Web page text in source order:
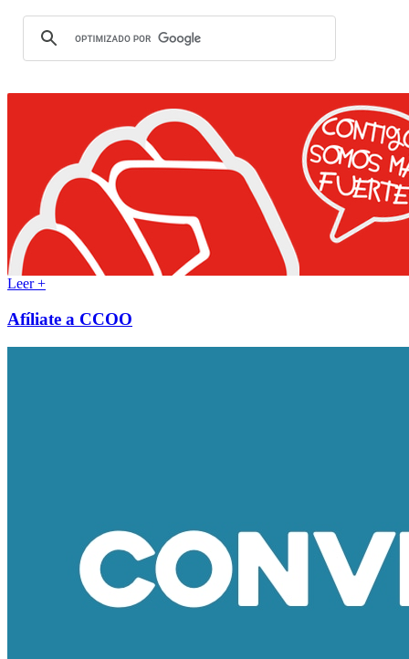
Leer +
Afíliate a CCOO